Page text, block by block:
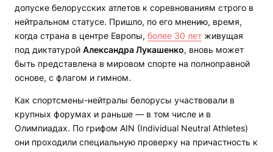
допуске белорусских атлетов к соревнованиям строго в
нейтральном статусе. Пришло, по его мнению, время,
когда страна в центре Европы, более 30 лет живущая
под диктатурой Александра Лукашенко, вновь может
быть представлена в мировом спорте на полноправной
основе, с флагом и гимном.
Как спортсмены-нейтралы белорусы участвовали в
крупных форумах и раньше — в том числе и в
Олимпиадах. По грифом AIN (Individual Neutral Athletes)
они проходили специальную проверку на причастность к